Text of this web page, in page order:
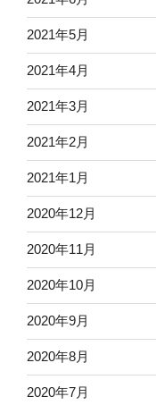
2021年5月
2021年4月
2021年3月
2021年2月
2021年1月
2020年12月
2020年11月
2020年10月
2020年9月
2020年8月
2020年7月